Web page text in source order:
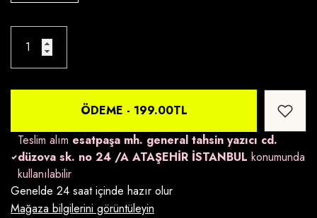
ÖDEME - 199.00TL
Teslim alım esatpaşa mh. general tahsin yazıcı cd.
düzova sk. no 24 /A ATAŞEHİR İSTANBUL konumunda
kullanılabilir
Genelde 24 saat içinde hazır olur
Mağaza bilgilerini görüntüleyin